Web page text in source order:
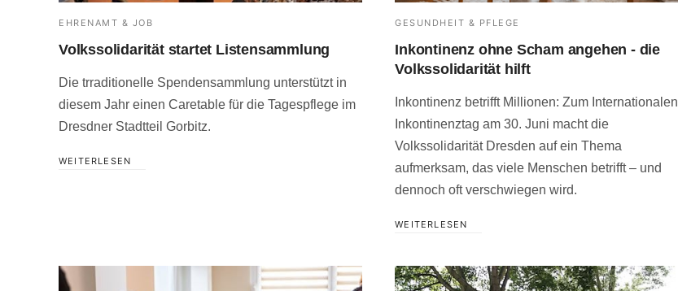
EHRENAMT & JOB
Volkssolidarität startet Listensammlung
Die trraditionelle Spendensammlung unterstützt in
diesem Jahr einen Caretable für die Tagespflege im
Dresdner Stadtteil Gorbitz.
WEITERLESEN
GESUNDHEIT & PFLEGE
Inkontinenz ohne Scham angehen - die
Volkssolidarität hilft
Inkontinenz betrifft Millionen: Zum Internationalen
Inkontinenztag am 30. Juni macht die
Volkssolidarität Dresden auf ein Thema
aufmerksam, das viele Menschen betrifft – und
dennoch oft verschwiegen wird.
WEITERLESEN